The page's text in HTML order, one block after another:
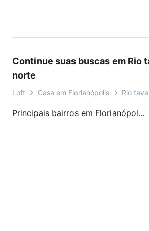
Continue suas buscas em Rio
norte
Loft Casa em Florianópolis Rio
Principais bairros em Florianópolis, SC